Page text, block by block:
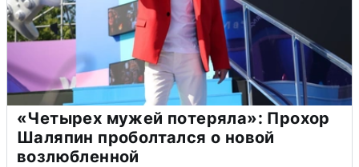
«Четырех мужей потеряла»: Прохор
Шаляпин проболтался о новой
возлюбленной